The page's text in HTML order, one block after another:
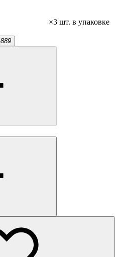
×3 шт. в упаковке
889